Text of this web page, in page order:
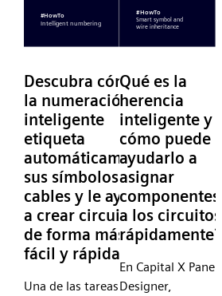
Descubra cómo
la numeración
inteligente
etiqueta
automáticamente
sus símbolos y
cables y le ayuda
a crear circuitos
de forma más
fácil y rápida
Una de las tareas más
Qué es la
herencia
inteligente y
cómo puede
ayudarlo a
asignar
componentes
a los circuitos
rápidamente?
En Capital X Panel
Designer,